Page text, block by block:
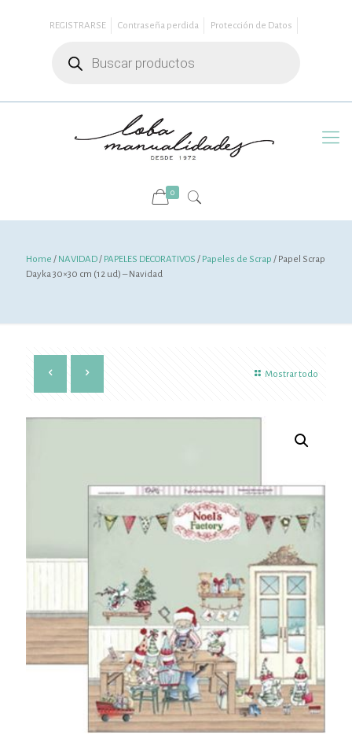
REGISTRARSE Contraseña perdida
Protección de Datos
productos
0
Home / NAVIDAD/ PAPELES DECORATIVOS / Papeles de Scrap / Papel Scrap
Dayka 30×30 cm (12 ud) – Navidad
Mostrar todo